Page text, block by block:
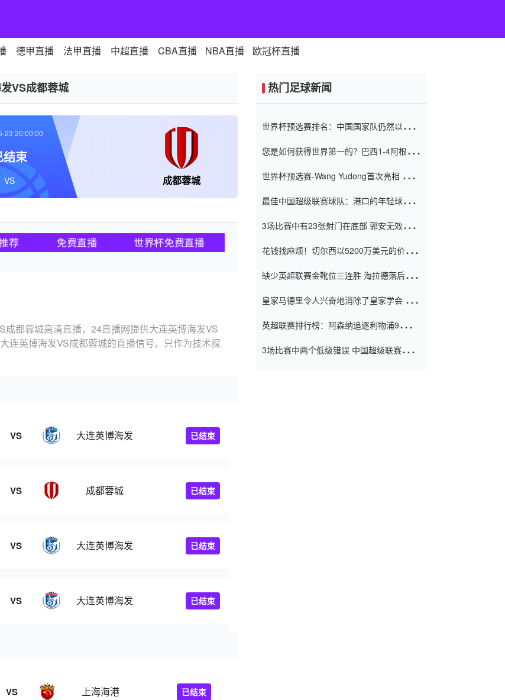
德甲直播 法甲直播 中超直播 CBA直播 NBA直播 欧冠杯直播
VS成都蓉城
成都蓉城
23 20:00:00
结束
VS
荐 免费直播 世界杯免费直播
都蓉城高清直播，24直播网提供大连英博海发VS
连英博海发VS成都蓉城的直播信号，只作为技术探
VS 大连英博海发 已结束
VS 成都蓉城 已结束
VS 大连英博海发 已结束
VS 大连英博海发 已结束
VS 上海海港 已结束
热门足球新闻
世界杯预选赛排名：中国国家队仍然以6分
您是如何获得世界第一的？巴西1-4阿根
世界杯预选赛-Wang Yudong首次亮相 中国
最佳中国超级联赛球队：港口的年轻球员在
（Taishan）
3场比赛中有23张射门在底部 郭安无效传球
花钱找麻烦！切尔西以5200万美元的价格
窗口
缺少英超联赛金靴位三连胜 海拉德落后6球
皇家马德里令人兴奋地消除了皇家学会 安
英超联赛排行榜：阿森纳追逐利物浦9分 曼
3场比赛中两个低级错误 中国超级联赛的前